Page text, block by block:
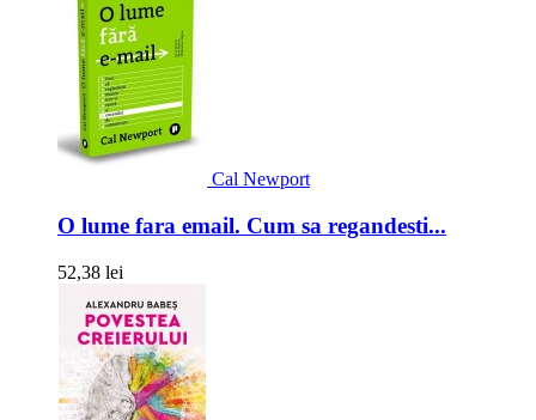
Cal Newport
O lume fara email. Cum sa regandesti...
52,38 lei